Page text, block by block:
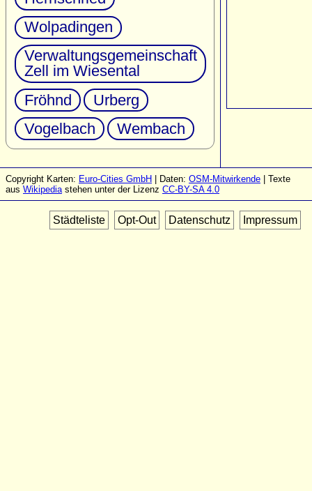
Wolpadingen
Verwaltungsgemeinschaft
Zell im Wiesental
Fröhnd
Urberg
Vogelbach
Wembach
Copyright Karten: Euro-Cities GmbH | Daten: OSM-Mitwirkende | Texte
aus Wikipediastehen unter der Lizenz CC-BY-SA 4.0
Städteliste Opt-Out Datenschutz Impressum